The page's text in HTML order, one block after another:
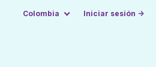
Colombia Iniciar sesión →